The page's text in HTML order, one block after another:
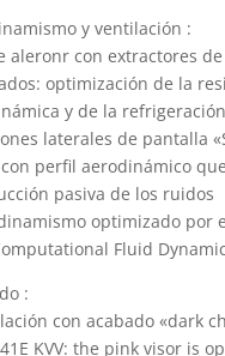
y ventilación :
aleronr con extractores
optimización de la
y de la
laterales de pantalla
con perfil aerodinámico
pasiva de los ruidos
optimizado por
Fluid
:
con acabado «dark
KVV: the pink visor is